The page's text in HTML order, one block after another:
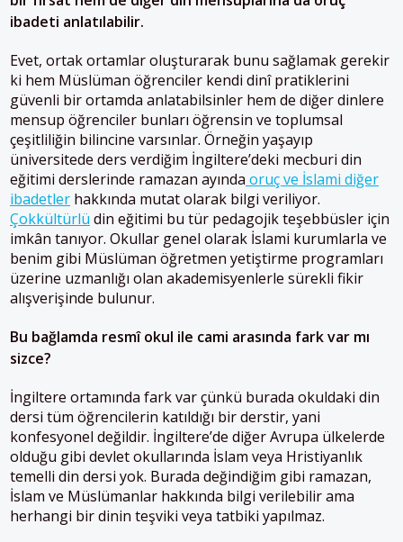
ibadeti anlatılabilir.
Evet, ortak ortamlar oluşturarak bunu sağlamak gerekir
ki hem Müslüman öğrenciler kendi dinî pratiklerini
güvenli bir ortamda anlatabilsinler hem de diğer dinlere
mensup öğrenciler bunları öğrensin ve toplumsal
çeşitliliğin bilincine varsınlar. Örneğin yaşayıp
üniversitede ders verdiğim İngiltere’deki mecburi din
eğitimi derslerinde ramazan ayında oruç ve İslami diğer
ibadetler hakkında mutat olarak bilgi veriliyor.
Çokkültürlü din eğitimi bu tür pedagojik teşebbüsler için
imkân tanıyor. Okullar genel olarak İslami kurumlarla ve
benim gibi Müslüman öğretmen yetiştirme programları
üzerine uzmanlığı olan akademisyenlerle sürekli fikir
alışverişinde bulunur.
Bu bağlamda resmî okul ile cami arasında fark var mı
sizce?
İngiltere ortamında fark var çünkü burada okuldaki din
dersi tüm öğrencilerin katıldığı bir derstir, yani
konfesyonel değildir. İngiltere’de diğer Avrupa ülkelerde
olduğu gibi devlet okullarında İslam veya Hristiyanlık
temelli din dersi yok. Burada değindiğim gibi ramazan,
İslam ve Müslümanlar hakkında bilgi verilebilir ama
herhangi bir dinin teşviki veya tatbiki yapılmaz.